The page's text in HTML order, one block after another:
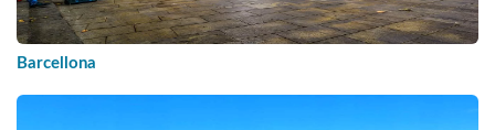
Barcellona